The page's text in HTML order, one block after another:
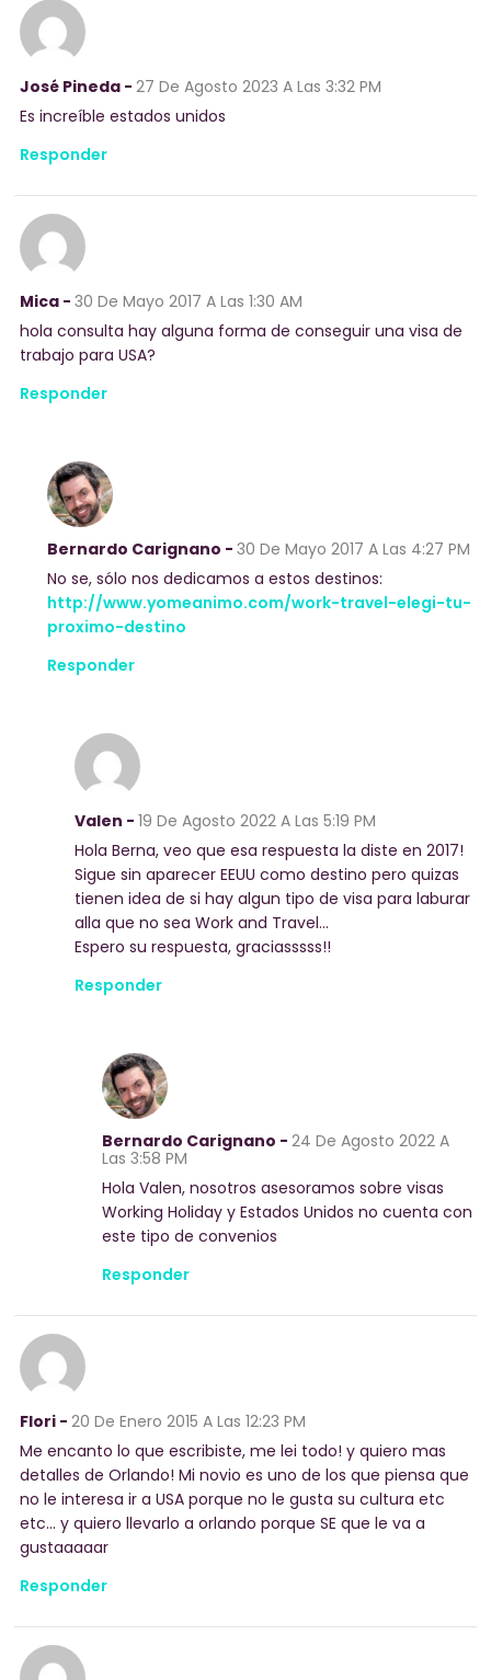
José Pineda - 27 De Agosto 2023 A Las 3:32 PM
Es increíble estados unidos
Responder
Mica - 30 De Mayo 2017 A Las 1:30 AM
hola consulta hay alguna forma de conseguir una visa de
trabajo para USA?
Responder
Bernardo Carignano - 30 De Mayo 2017 A Las 4:27 PM
No se, sólo nos dedicamos a estos destinos:
http://www.yomeanimo.com/work-travel-elegi-tu-
proximo-destino
Responder
Valen - 19 De Agosto 2022 A Las 5:19 PM
Hola Berna, veo que esa respuesta la diste en 2017!
Sigue sin aparecer EEUU como destino pero quizas
tienen idea de si hay algun tipo de visa para laburar
alla que no sea Work and Travel…
Espero su respuesta, graciasssss!!
Responder
Bernardo Carignano - 24 De Agosto 2022 A
Las 3:58 PM
Hola Valen, nosotros asesoramos sobre visas
Working Holiday y Estados Unidos no cuenta con
este tipo de convenios
Responder
Flori - 20 De Enero 2015 A Las 12:23 PM
Me encanto lo que escribiste, me lei todo! y quiero mas
detalles de Orlando! Mi novio es uno de los que piensa que
no le interesa ir a USA porque no le gusta su cultura etc
etc… y quiero llevarlo a orlando porque SE que le va a
gustaaaaar
Responder